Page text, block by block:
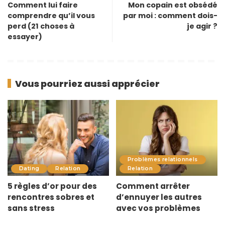
Comment lui faire
comprendre qu’il vous
perd (21 choses à
essayer)
Mon copain est obsédé
par moi : comment dois-
je agir ?
Vous pourriez aussi apprécier
Dating Relation
5 règles d’or pour des
rencontres sobres et
sans stress
Problèmes relationnels
Relation
Comment arrêter
d’ennuyer les autres
avec vos problèmes